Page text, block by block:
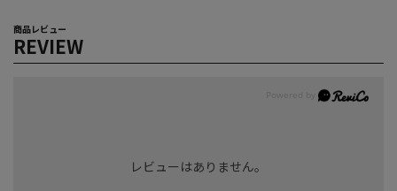
商品レビュー
REVIEW
レビューはありません。